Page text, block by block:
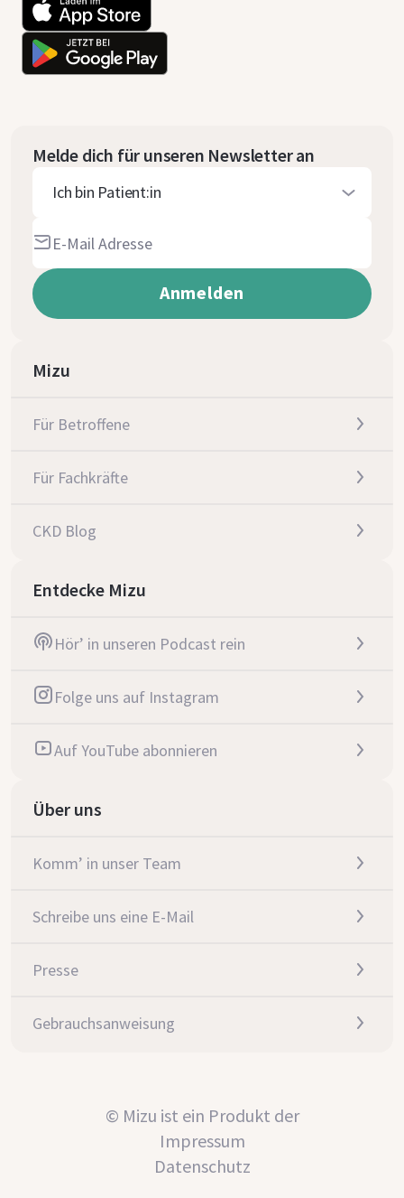
Melde dich für unseren Newsletter an
Ich bin Patient:in
Mizu
Für Betroffene
Für Fachkräfte
CKD Blog
Entdecke Mizu
Hör’ in unseren Podcast rein
Folge uns auf Instagram
Auf YouTube abonnieren
Über uns
Komm’ in unser Team
Schreibe uns eine E-Mail
Presse
Gebrauchsanweisung
© Mizu ist ein Produkt der
Impressum
Datenschutz